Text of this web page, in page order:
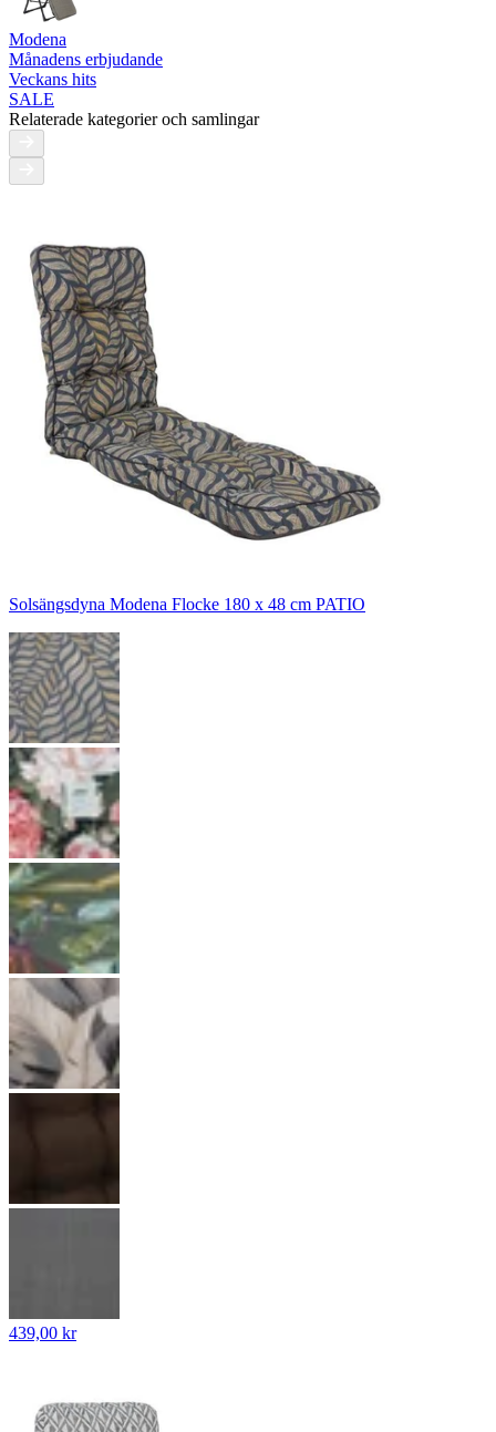
Modena
Månadens erbjudande
Veckans hits
SALE
Relaterade kategorier och samlingar
Solsängsdyna Modena Flocke 180 x 48 cm PATIO
439,00 kr